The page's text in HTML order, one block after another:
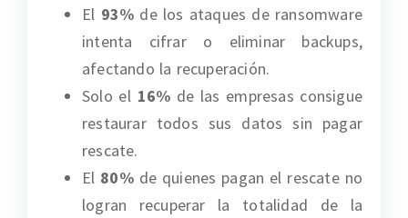
El 93% de los ataques de ransomware
intenta cifrar o eliminar backups,
afectando la recuperación.
Solo el 16% de las empresas consigue
restaurar todos sus datos sin pagar
rescate.
El 80%de quienes pagan el rescate no
logran recuperar la totalidad de la